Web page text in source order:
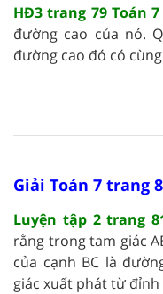
HĐ3 trang 79 Toán
đường cao của nó.
đường cao đó có
Giải Toán 7 trang
Luyện tập 2 trang
rằng trong tam giác
của cạnh BC là
giác xuất phát từ đỉnh